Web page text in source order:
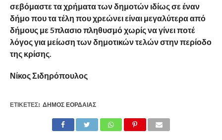
σεβόμαστε τα χρήματα των δημοτών ιδίως σε έναν
δήμο που τα τέλη που χρεώνει είναι μεγαλύτερα από
δήμους με 5πλασιο πληθυσμό χωρίς να γίνει ποτέ
λόγος για μείωση των δημοτικών τελών στην περίοδο
της κρίσης.
Νίκος Σιδηρόπουλος
ΕΤΙΚΕΤΕΣ: ΔΉΜΟΣ ΕΟΡΔΑΊΑΣ